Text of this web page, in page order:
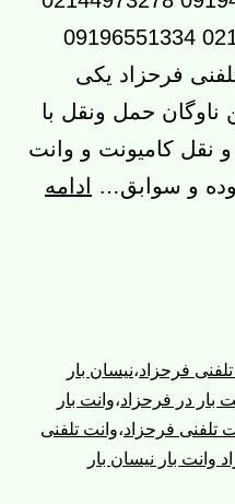
02188565084 02122367259 09196551334
فرحزاد یکی
ناوگان حمل ونقل با
نقل کامیونت و وانت
و سوابق…
ادامه
فرحزاد،نیسان بار
بار در فرحزاد،وانت بار
تلفنی فرحزاد،وانت تلفنی
وانت بار نیسان بار